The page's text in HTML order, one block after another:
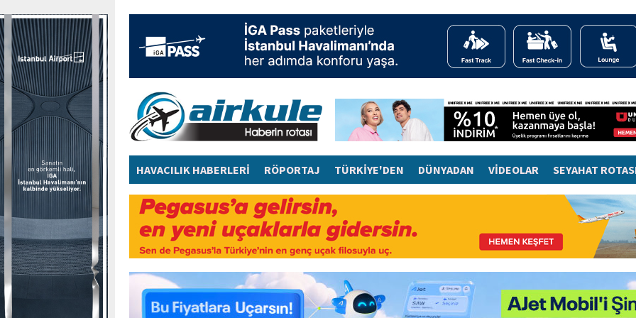
HAVACILIK HABERLERİ RÖPORTAJ TÜRKİYE'DEN DÜNYADAN VİDEOLAR SEYAHAT